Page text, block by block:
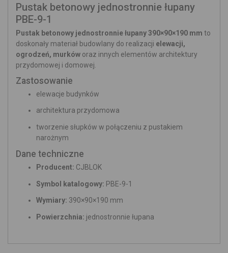
Pustak betonowy jednostronnie łupany
PBE-9-1
Pustak betonowy jednostronnie łupany 390×90×190 mm to
doskonały materiał budowlany do realizacji elewacji,
ogrodzeń, murków oraz innych elementów architektury
przydomowej i domowej.
Zastosowanie
elewacje budynków
architektura przydomowa
tworzenie słupków w połączeniu z pustakiem
narożnym
Dane techniczne
Producent: CJBLOK
Symbol katalogowy: PBE-9-1
Wymiary: 390×90×190 mm
Powierzchnia: jednostronnie łupana